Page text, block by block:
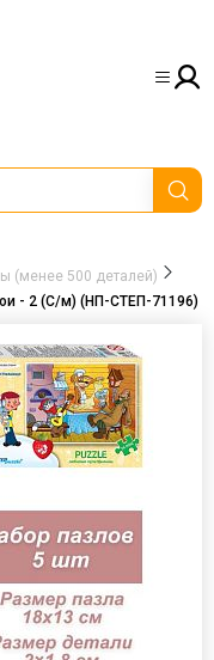
(менее 500 деталей)
- 2 (С/м) (НП-СТЕП-71196)